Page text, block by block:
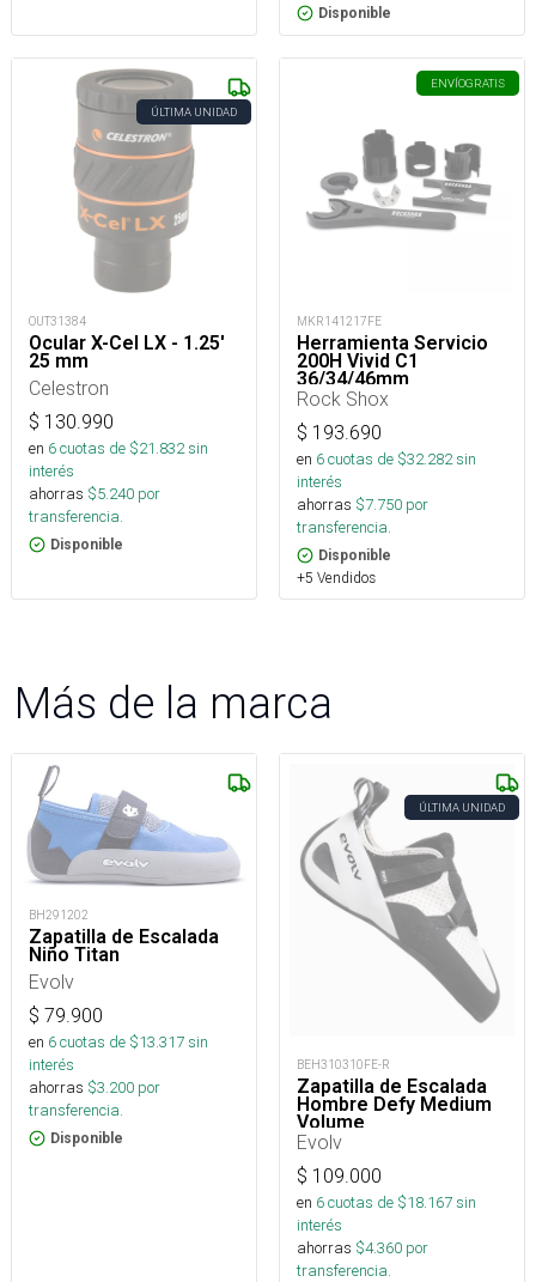
Disponible
ÚLTIMA UNIDAD
OUT31384
Ocular X-Cel LX - 1.25'
25 mm
Celestron
$ 130.990
en 6cuotas de $21.832sin
interés
ahorras $5.240 por
transferencia.
Disponible
ENVÍOGRATIS
MKR141217FE
Herramienta Servicio
200H Vivid C1
36/34/46mm
Rock Shox
$ 193.690
en 6cuotas de $32.282sin
interés
ahorras $7.750 por
transferencia.
Disponible
+5 Vendidos
Más de la marca
BH291202
Zapatilla de Escalada
Niño Titan
Evolv
$ 79.900
en 6cuotas de $13.317sin
interés
ahorras $3.200 por
transferencia.
Disponible
ÚLTIMA UNIDAD
BEH310310FE-R
Zapatilla de Escalada
Hombre Defy Medium
Volume
Evolv
$ 109.000
en 6cuotas de $18.167sin
interés
ahorras $4.360 por
transferencia.